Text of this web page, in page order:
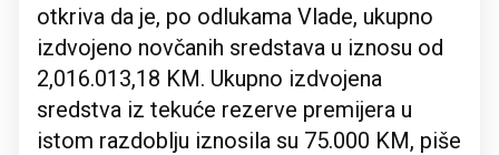
otkriva da je, po odlukama Vlade, ukupno
izdvojeno novčanih sredstava u iznosu od
2,016.013,18 KM. Ukupno izdvojena
sredstva iz tekuće rezerve premijera u
istom razdoblju iznosila su 75.000 KM, piše